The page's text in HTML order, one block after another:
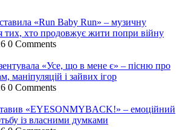
«Run Baby Run» – музичну
тих, хто продовжує жити попри війну
0 Comments
«Усе, що в мене є» – пісню про
маніпуляцій і зайвих ігор
0 Comments
«EYESONMYBACK!» – емоційний
із власними думками